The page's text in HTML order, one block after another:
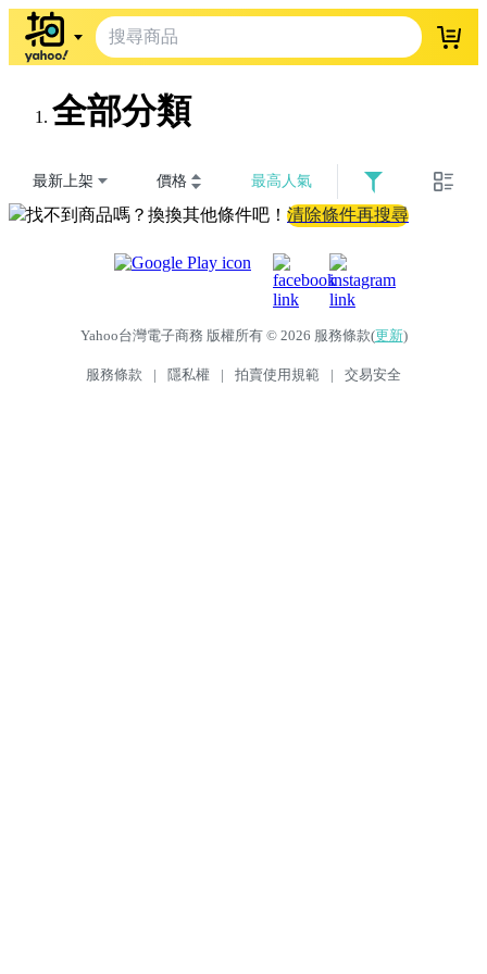
登入
全部分類
最新上架 價格 最高人氣
找不到商品嗎？換換其他條件吧！ 清除條件再搜尋
Yahoo台灣電子商務 版權所有 © 2026 服務條款(更新)
服務條款 | 隱私權 | 拍賣使用規範 | 交易安全